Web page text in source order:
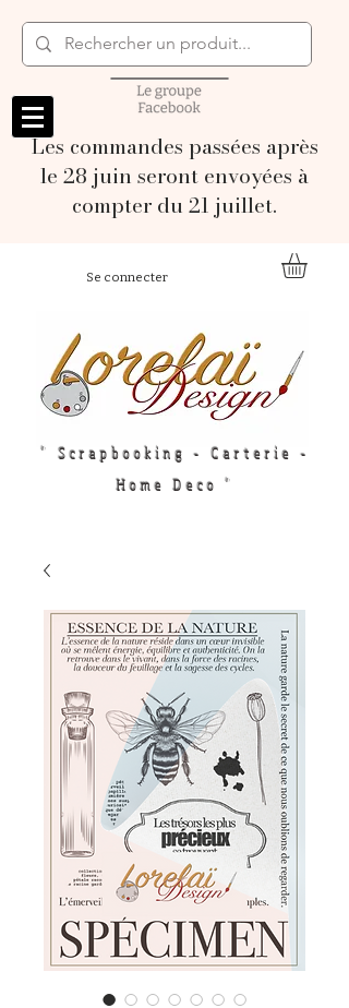
Les commandes passées après
le 28 juin seront envoyées à
compter du 21 juillet.
Se connecter
" Scrapbooking - Carterie -
Home Deco "